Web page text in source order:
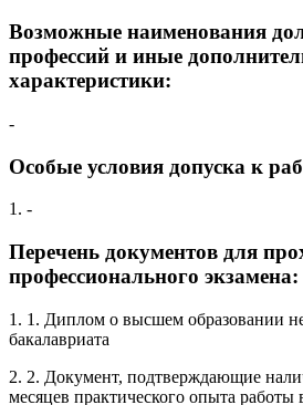
Возможные наименования
профессий и иные
характеристики:
-
Особые условия допуска к
1. -
Перечень документов для
профессионального экзамена:
1. 1. Диплом о высшем образовании
бакалавриата
2. 2. Документ, подтверждающие
месяцев практического опыта работы